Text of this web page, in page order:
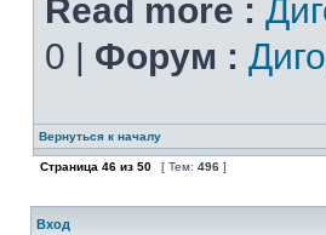
Read more :
0 | Форум :
Вернуться к началу
Страница 46 из 50 [ Тем: 496 ]
Вход